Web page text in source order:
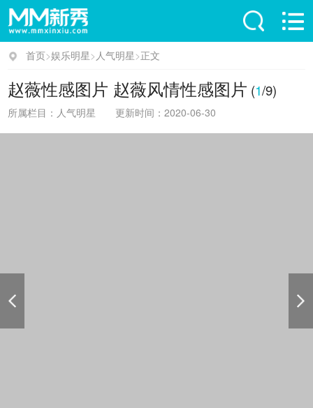
首页>娱乐明星 > 人气明星 >正文
赵薇性感图片 赵薇风情性感图片 (1/9)
所属栏目：人气明星 更新时间：2020-06-30